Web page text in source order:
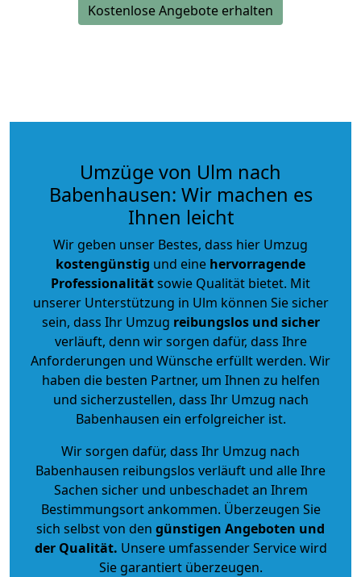
Kostenlose Angebote erhalten
Umzüge von Ulm nach
Babenhausen: Wir machen es
Ihnen leicht
Wir geben unser Bestes, dass hier Umzug
kostengünstig und eine hervorragende
Professionalitätsowie Qualität bietet. Mit
unserer Unterstützung in Ulm können Sie sicher
sein, dass Ihr Umzug reibungslos und sicher
verläuft, denn wir sorgen dafür, dass Ihre
Anforderungen und Wünsche erfüllt werden. Wir
haben die besten Partner, um Ihnen zu helfen
und sicherzustellen, dass Ihr Umzug nach
Babenhausen ein erfolgreicher ist.
Wir sorgen dafür, dass Ihr Umzug nach
Babenhausen reibungslos verläuft und alle Ihre
Sachen sicher und unbeschadet an Ihrem
Bestimmungsort ankommen. Überzeugen Sie
sich selbst von den günstigen Angeboten und
der Qualität. Unsere umfassender Service wird
Sie garantiert überzeugen.